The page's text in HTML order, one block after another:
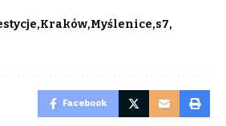
Kraków Myślenice s7
Facebook